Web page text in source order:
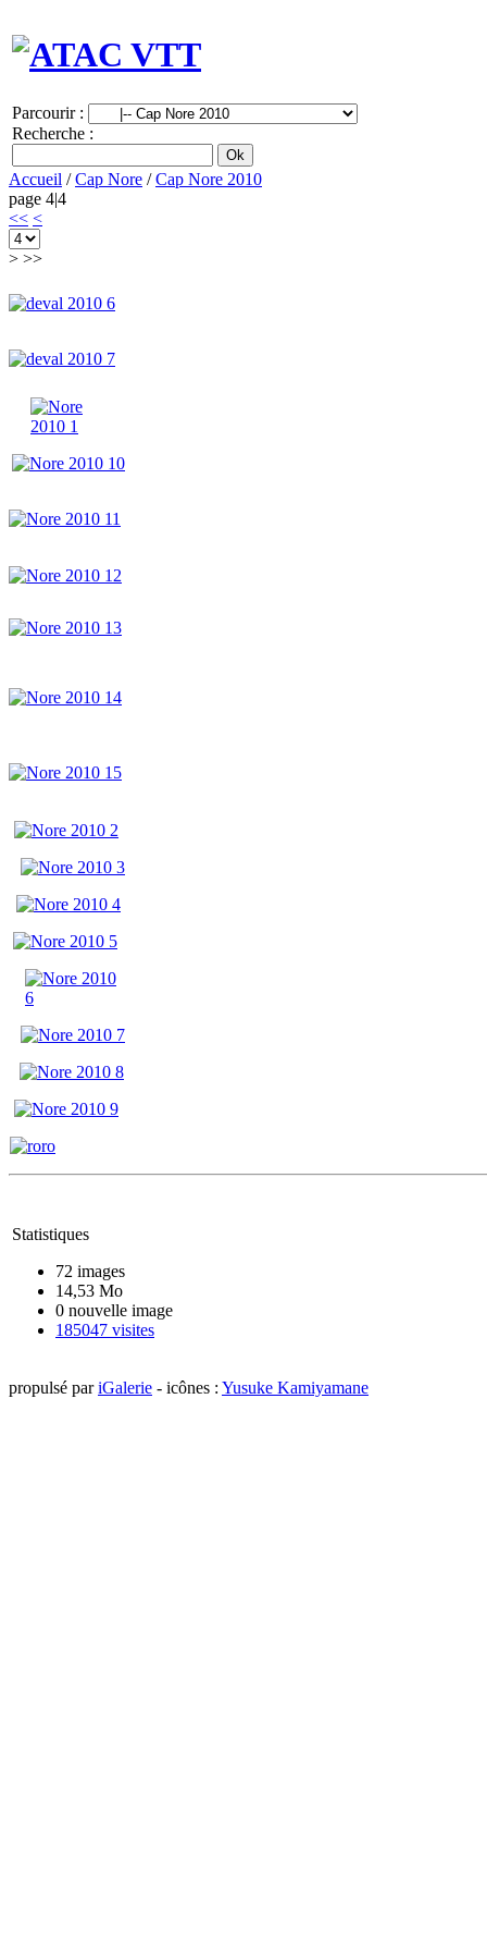
Parcourir :
Recherche :
Accueil /Cap Nore /Cap Nore 2010
page 4|4
<< <
> >>
Statistiques
72 images
14,53 Mo
0 nouvelle image
185047 visites
propulsé pariGalerie - icônes : Yusuke Kamiyamane